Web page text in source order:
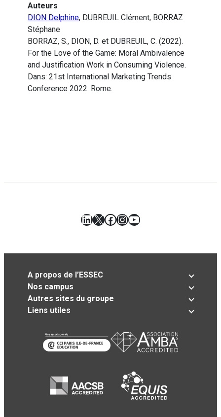
Auteurs
DION Delphine, DUBREUIL Clément, BORRAZ
Stéphane
BORRAZ, S., DION, D. et DUBREUIL, C. (2022).
For the Love of the Game: Moral Ambivalence
and Justification Work in Consuming Violence.
Dans: 21st International Marketing Trends
Conference 2022. Rome.
LinkedIn
X Facebook
Instagram
YouTube
A propos de l’ESSEC
Nos campus
Autres sites du groupe
Liens utiles